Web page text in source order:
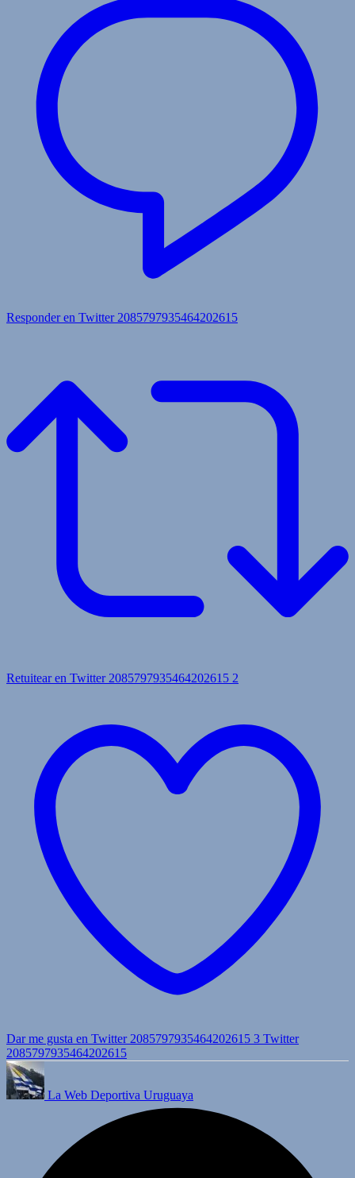
Responder en Twitter 2085797935464202615
Retuitear en Twitter 2085797935464202615 2
Dar me gusta en Twitter 2085797935464202615 3 Twitter
2085797935464202615
La Web Deportiva Uruguaya